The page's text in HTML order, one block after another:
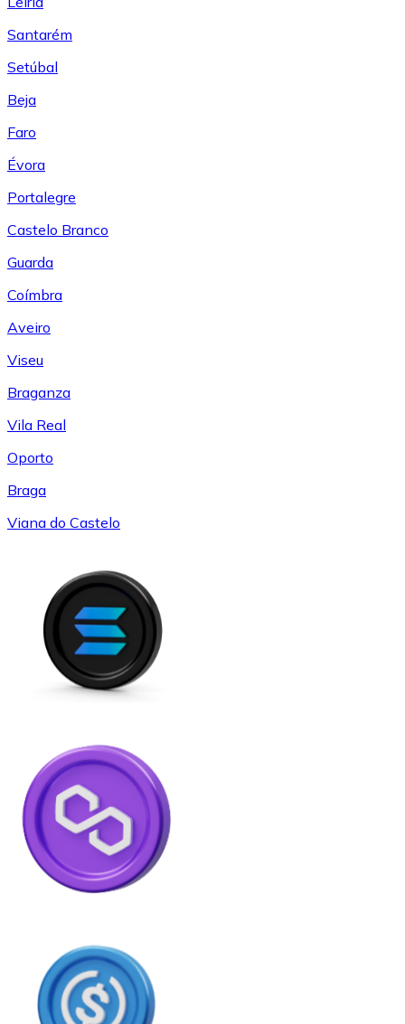
Santarém
Setúbal
Beja
Faro
Évora
Portalegre
Castelo Branco
Guarda
Coímbra
Aveiro
Viseu
Braganza
Vila Real
Oporto
Braga
Viana do Castelo